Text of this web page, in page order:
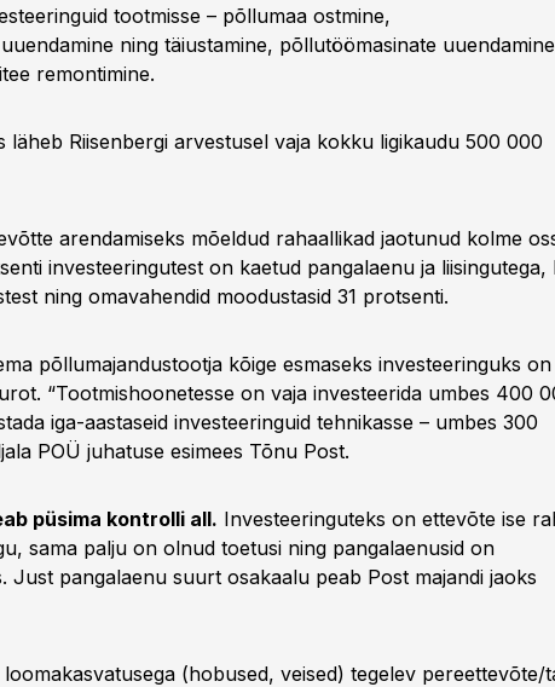
tootmisse – põllumaa ostmine,
ning täiustamine, põllutöömasinate uuendamine
remontimine.
läheb Riisenbergi arvestusel vaja kokku ligikaudu 500 000
arendamiseks mõeldud rahaallikad jaotunud kolme
investeeringutest on kaetud pangalaenu ja liisingutega,
ning omavahendid moodustasid 31 protsenti.
põllumajandustootja kõige esmaseks investeeringuks on
“Tootmishoonetesse on vaja investeerida umbes 400
iga-aastaseid investeeringuid tehnikasse – umbes 300
POÜ juhatuse esimees Tõnu Post.
püsima kontrolli all. Investeeringuteks on ettevõte ise
sama palju on olnud toetusi ning pangalaenusid on
Just pangalaenu suurt osakaalu peab Post majandi jaoks
loomakasvatusega (hobused, veised) tegelev pereettevõte/